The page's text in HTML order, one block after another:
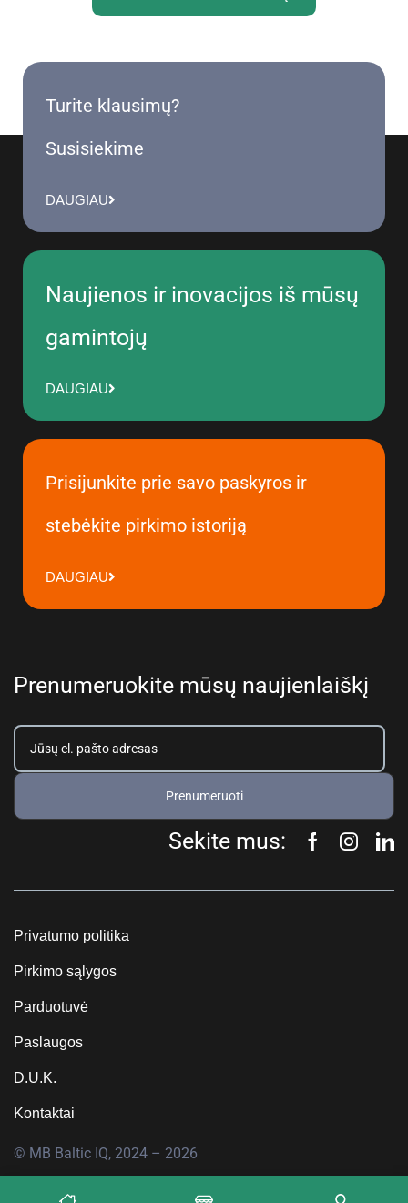
Turite klausimų?
Susisiekime
DAUGIAU
Naujienos ir inovacijos iš mūsų
gamintojų
DAUGIAU
Prisijunkite prie savo paskyros ir
stebėkite pirkimo istoriją
DAUGIAU
Prenumeruokite mūsų naujienlaiškį
Prenumeruoti
Sekite mus:
Privatumo politika
Pirkimo sąlygos
Parduotuvė
Paslaugos
D.U.K.
Kontaktai
© MB Baltic IQ, 2024 – 2026